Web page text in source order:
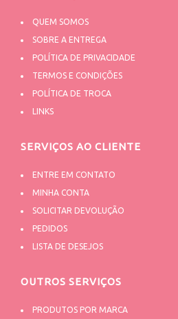
QUEM SOMOS
SOBRE A ENTREGA
POLÍTICA DE PRIVACIDADE
TERMOS E CONDIÇÕES
POLÍTICA DE TROCA
LINKS
SERVIÇOS AO CLIENTE
ENTRE EM CONTATO
MINHA CONTA
SOLICITAR DEVOLUÇÃO
PEDIDOS
LISTA DE DESEJOS
OUTROS SERVIÇOS
PRODUTOS POR MARCA